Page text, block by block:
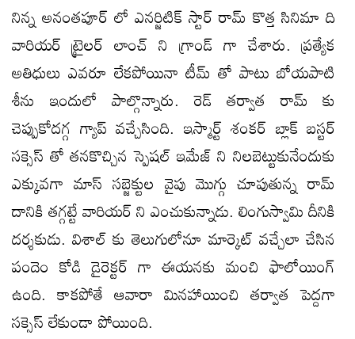
నిన్న అనంతపూర్ లో ఎనర్జిటిక్ స్టార్ రామ్ కొత్త సినిమా ది
వారియర్ ట్రైలర్ లాంచ్ ని గ్రాండ్ గా చేశారు. ప్రత్యేక
అతిధులు ఎవరూ లేకపోయినా టీమ్ తో పాటు బోయపాటి
శీను ఇందులో పాల్గొన్నారు. రెడ్ తర్వాత రామ్ కు
చెప్పుకోదగ్గ గ్యాప్ వచ్చేసింది. ఇస్మార్ట్ శంకర్ బ్లాక్ బస్టర్
సక్సెస్ తో తనకొచ్చిన స్పెషల్ ఇమేజ్ ని నిలబెట్టుకునేందుకు
ఎక్కువగా మాస్ సబ్జెక్టుల వైపు మొగ్గు చూపుతున్న రామ్
దానికి తగ్గట్టే వారియర్ ని ఎంచుకున్నాడు. లింగుస్వామి దీనికి
దర్శకుడు. విశాల్ కు తెలుగులోనూ మార్కెట్ వచ్చేలా చేసిన
పందెం కోడి డైరెక్టర్ గా ఈయనకు మంచి ఫాలోయింగ్
ఉంది. కాకపోతే ఆవారా మినహాయించి తర్వాత పెద్దగా
సక్సెస్ లేకుండా పోయింది.